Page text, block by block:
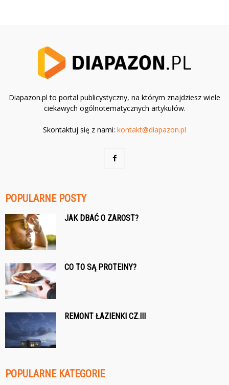
Diapazon.pl to portal publicystyczny, na którym znajdziesz wiele
ciekawych ogólnotematycznych artykułów.
Skontaktuj się z nami: kontakt@diapazon.pl
POPULARNE POSTY
JAK DBAĆ O ZAROST?
CO TO SĄ PROTEINY?
REMONT ŁAZIENKI CZ.III
POPULARNE KATEGORIE